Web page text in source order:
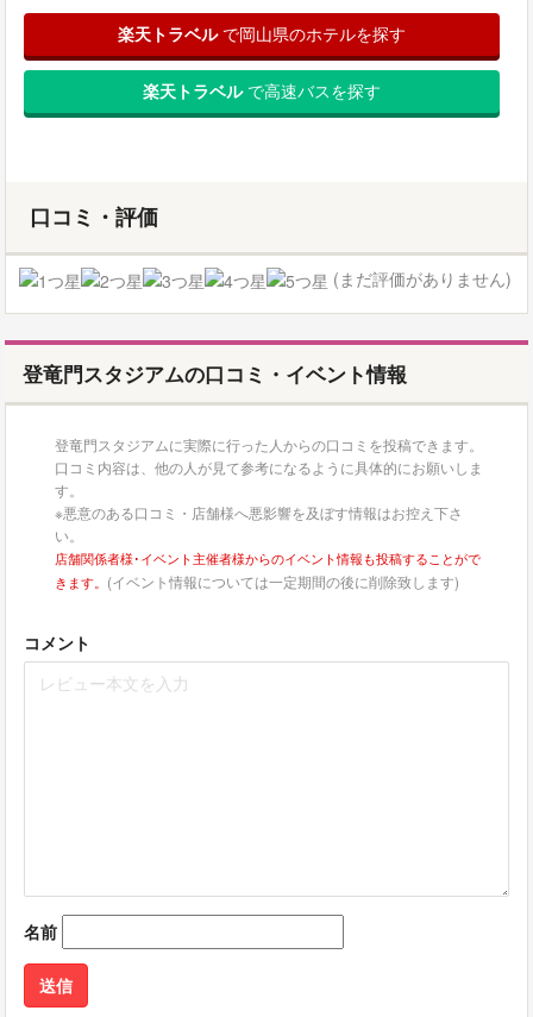
楽天トラベルで岡山県のホテルを探す
楽天トラベルで高速バスを探す
口コミ・評価
(まだ評価がありません)
登竜門スタジアムの口コミ・イベント情報
登竜門スタジアムに実際に行った人からの口コミを投稿できます。
口コミ内容は、他の人が見て参考になるように具体的にお願いしま
す。
※悪意のある口コミ・店舗様へ悪影響を及ぼす情報はお控え下さ
い。
店舗関係者様･イベント主催者様からのイベント情報も投稿することがで
きます。 (イベント情報については一定期間の後に削除致します)
コメント
名前